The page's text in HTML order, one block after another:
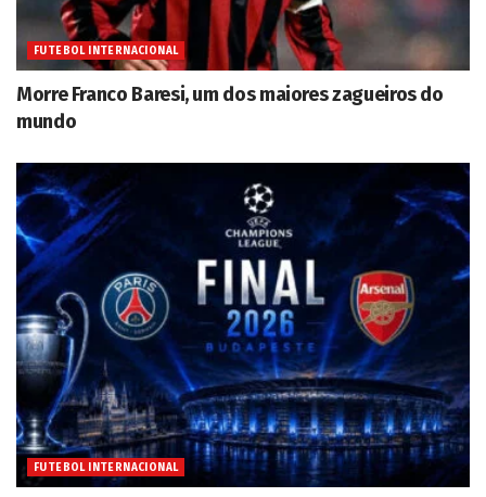
FUTEBOL INTERNACIONAL
Morre Franco Baresi, um dos maiores zagueiros do
mundo
FUTEBOL INTERNACIONAL